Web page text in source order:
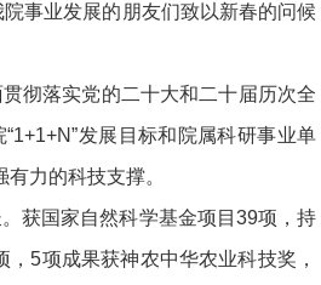
事业发展的朋友们致以新春的问候
彻落实党的二十大和二十届历次全
发展目标和院属科研事业单
力的科技支撑。
获国家自然科学基金项目39项，持
，5项成果获神农中华农业科技奖，